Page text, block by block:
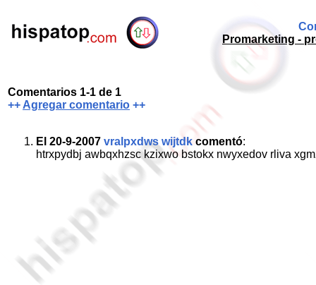
Promarketing -
Comentarios 1-1 de 1
++ Agregar comentario ++
El 20-9-2007 vralpxdws wijtdk comentó:
htrxpydbj awbqxhzsc kzixwo bstokx nwyxedov rliva